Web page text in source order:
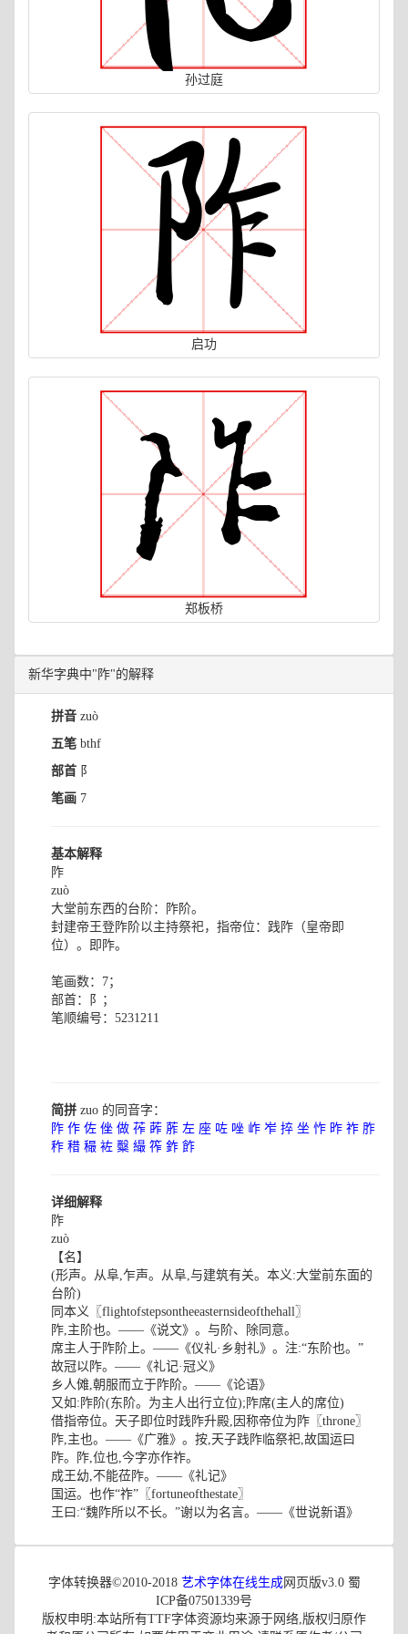
孙过庭
启功
郑板桥
新华字典中"阼"的解释
拼音 zuò
五笔 bthf
部首 阝
笔画 7
基本解释
阼
zuò
大堂前东西的台阶：阼阶。
封建帝王登阼阶以主持祭祀，指帝位：践阼（皇帝即
位）。即阼。
笔画数：7；
部首：阝；
笔顺编号：5231211
简拼 zuo 的同音字：
阼 作 佐 侳 做 莋 葃 葄 左 座 咗 唑 岞 岝 捽 坐 怍 昨 祚 胙
秨 稓 穝 袏 糳 繓 筰 鈼 飵
详细解释
阼
zuò
【名】
(形声。从阜,乍声。从阜,与建筑有关。本义:大堂前东面的
台阶)
同本义〖flightofstepsontheeasternsideofthehall〗
阼,主阶也。——《说文》。与阶、除同意。
席主人于阼阶上。——《仪礼·乡射礼》。注:“东阶也。”
故冠以阼。——《礼记·冠义》
乡人傩,朝服而立于阼阶。——《论语》
又如:阼阶(东阶。为主人出行立位);阼席(主人的席位)
借指帝位。天子即位时践阼升殿,因称帝位为阼〖throne〗
阼,主也。——《广雅》。按,天子践阼临祭祀,故国运曰
阼。阼,位也,今字亦作祚。
成王幼,不能莅阼。——《礼记》
国运。也作“祚”〖fortuneofthestate〗
王曰:“魏阼所以不长。”谢以为名言。——《世说新语》
字体转换器©2010-2018 艺术字体在线生成网页版v3.0 蜀
ICP备07501339号
版权申明:本站所有TTF字体资源均来源于网络,版权归原作